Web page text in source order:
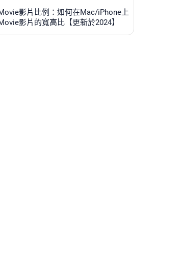
影片比例：如何在Mac/iPhone上
影片的寬高比【更新於2024】